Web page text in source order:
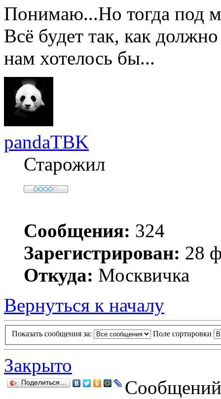
Понимаю...Но тогда под
Всё будет так, как
нам хотелось бы...
pandaTBK
Старожил
Сообщения: 324
Зарегистрирован: 28
Откуда: Москвичка
Вернуться к началу
Показать сообщения за: Поле сортировки
Закрыто
Поделиться…